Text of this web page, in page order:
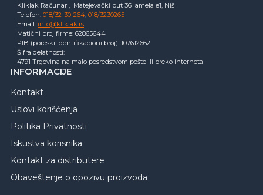
Kliklak Računari, Matejevački put 36 lamela e1, Niš
Telefon: 018/32-30-264 018/3230265
Email: info@kliklak.rs
Matični broj firme: 62865644
PIB (poreski identifikacioni broj): 107612662
Šifra delatnosti:
4791 Trgovina na malo posredstvom pošte ili preko interneta
INFORMACIJE
Kontakt
Uslovi korišćenja
Politika Privatnosti
Iskustva korisnika
Kontakt za distributere
Obaveštenje o opozivu proizvoda